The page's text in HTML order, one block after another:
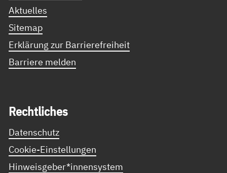
Aktuelles
Sitemap
Erklärung zur Barrierefreiheit
Barriere melden
Recht­li­ches
Datenschutz
Cookie-Einstellungen
Hinweisgeber*innensystem